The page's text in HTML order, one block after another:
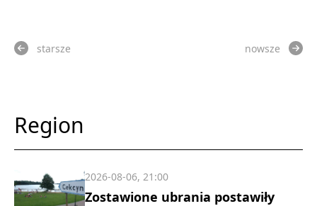
starsze nowsze
Region
Zostawione ubrania postawiły
2026-08-06, 21:00